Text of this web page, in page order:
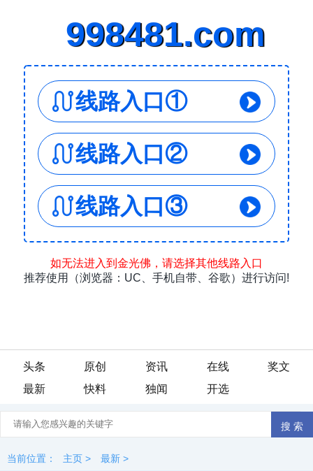
头条 原创 资讯 在线
奖文
最新
快料 独闻 开选
当前位置： 主页 > 最新 >